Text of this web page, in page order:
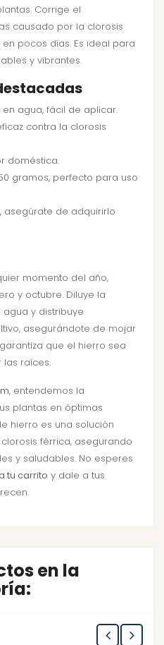
Corrige el
causado por la clorosis
pocos días. Es ideal para
y vibrantes.
agua, fácil de aplicar.
contra la clorosis
doméstica.
gramos, perfecto para uso
asegúrate de adquirirlo
momento del año,
y octubre. Diluye la
y distribuye
asegurándote de mojar
que el hierro sea
raíces.
, entendemos la
plantas en óptimas
hierro es una solución
férrica, asegurando
y saludables. No esperes
tu carrito y dale a tus
en la